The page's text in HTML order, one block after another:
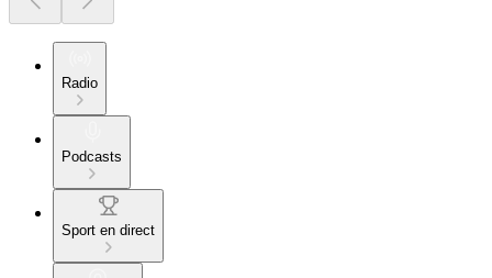
Radio
Podcasts
Sport en direct